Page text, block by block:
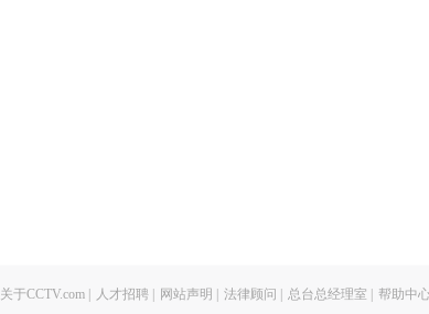
关于CCTV.com 人才招聘 网站声明 法律顾问 总台总经理室 帮助中